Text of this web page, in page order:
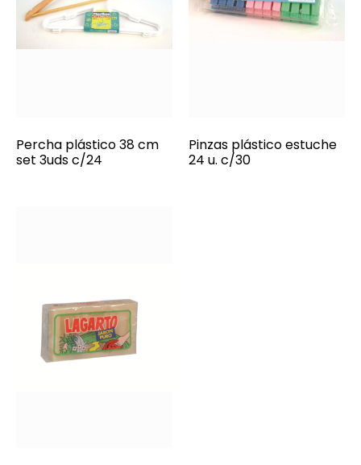
Percha plástico 38 cm
set 3uds c/24
Pinzas plástico estuche
24 u. c/30